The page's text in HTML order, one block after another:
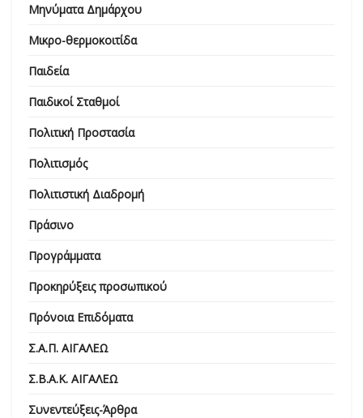
Μηνύματα Δημάρχου
Μικρο-θερμοκοιτίδα
Παιδεία
Παιδικοί Σταθμοί
Πολιτική Προστασία
Πολιτισμός
Πολιτιστική Διαδρομή
Πράσινο
Προγράμματα
Προκηρύξεις προσωπικού
Πρόνοια Επιδόματα
Σ.Α.Π. ΑΙΓΑΛΕΩ
Σ.Β.Α.Κ. ΑΙΓΑΛΕΩ
Συνεντεύξεις-Άρθρα